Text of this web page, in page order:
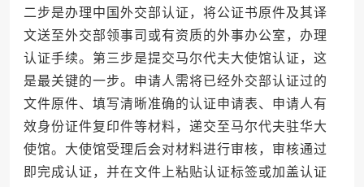
二步是办理中国外交部认证，将公证书原件及其译
文送至外交部领事司或有资质的外事办公室，办理
认证手续。第三步是提交马尔代夫大使馆认证，这
是最关键的一步。申请人需将已经外交部认证过的
文件原件、填写清晰准确的认证申请表、申请人有
效身份证件复印件等材料，递交至马尔代夫驻华大
使馆。大使馆受理后会对材料进行审核，审核通过
即完成认证，并在文件上粘贴认证标签或加盖认证